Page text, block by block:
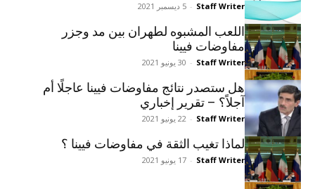
Staff Writer
- 5 ديسمبر 2021
اللعب المشبوه لطهران بين مد وجزر
مفاوضات فيينا
Staff Writer
- 30 يونيو 2021
هل ستصدر نتائج مفاوضات فيينا عاجلًا أم
آجلاً؟ – تقرير إخباري
Staff Writer
- 22 يونيو 2021
لماذا تغيب الثقة في مفاوضات فيينا ؟
Staff Writer
- 17 يونيو 2021